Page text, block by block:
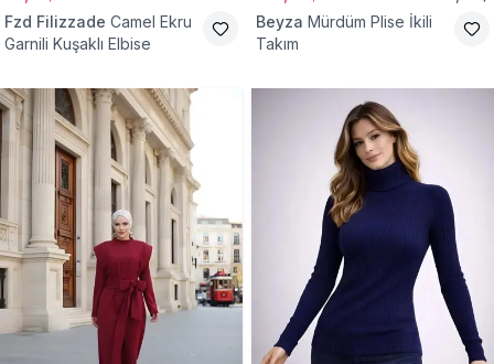
Fzd Filizzade Camel Ekru
Garnili Kuşaklı Elbise
Beyza Mürdüm Plise İkili
Takım